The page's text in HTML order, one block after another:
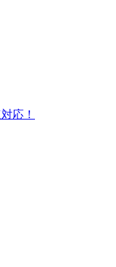
応！